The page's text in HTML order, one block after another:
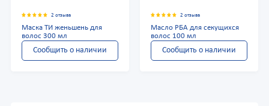
2 отзыва
Маска ТИ женьшень для
волос 300 мл
Сообщить о наличии
2 отзыва
Масло РБА для секущихся
волос 100 мл
Сообщить о наличии